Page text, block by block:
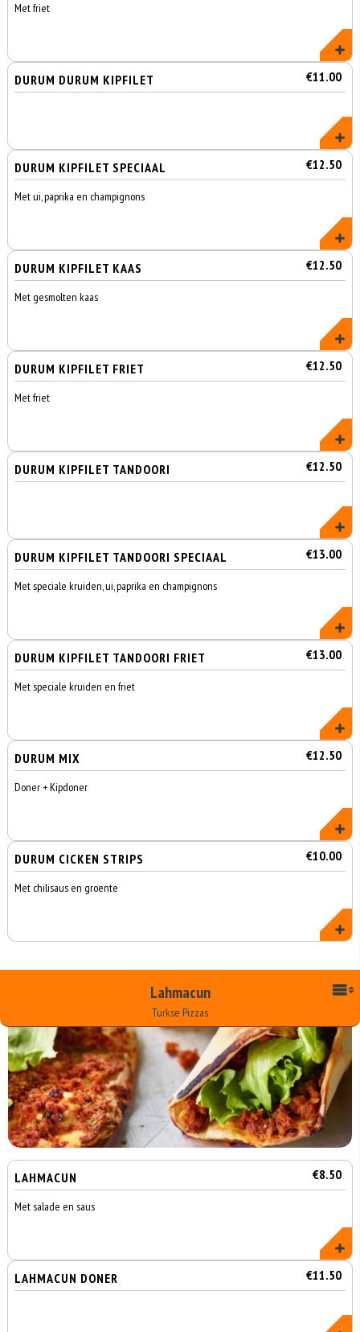
Met friet
DURUM DURUM KIPFILET €11.00
DURUM KIPFILET SPECIAAL €12.50
Met ui, paprika en champignons
DURUM KIPFILET KAAS €12.50
Met gesmolten kaas
DURUM KIPFILET FRIET €12.50
Met friet
DURUM KIPFILET TANDOORI €12.50
DURUM KIPFILET TANDOORI SPECIAAL €13.00
Met speciale kruiden, ui, paprika en champignons
DURUM KIPFILET TANDOORI FRIET €13.00
Met speciale kruiden en friet
DURUM MIX €12.50
Doner + Kipdoner
DURUM CICKEN STRIPS €10.00
Met chilisaus en groente
Lahmacun
Turkse Pizzas
LAHMACUN €8.50
Met salade en saus
LAHMACUN DONER €11.50